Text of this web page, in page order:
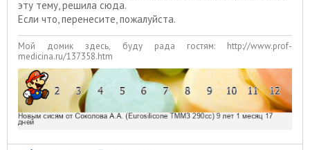
эту тему, решила сюда.
Если что, перенесите, пожалуйста.
Мой домик здесь, буду рада гостям: http://www.prof-
medicina.ru/137358.htm